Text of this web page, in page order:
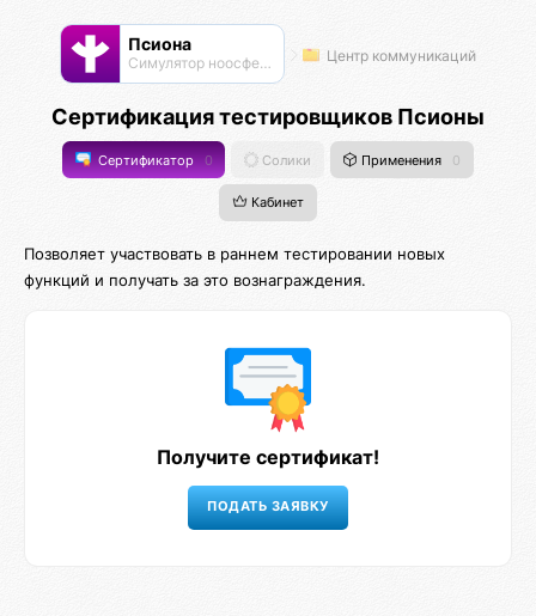
Псиона
Cимулятор ноосферы Центр коммуникаций
Сертификация тестировщиков Псионы
Сертификатор 0 Солики Применения 0
Кабинет
Позволяет участвовать в раннем тестировании новых
функций и получать за это вознаграждения.
Получите сертификат!